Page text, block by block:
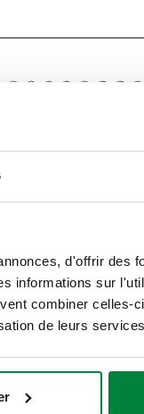
d'offrir des
informations sur
combiner celles-
de leurs
charge comme